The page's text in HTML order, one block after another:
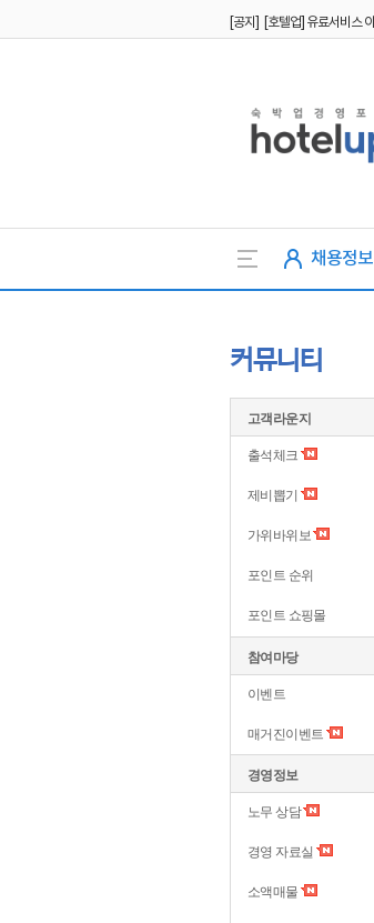
채용정보
커뮤니티
고객라운지
출석체크
제비뽑기
가위바위보
포인트 순위
포인트 쇼핑몰
참여마당
이벤트
매거진이벤트
경영정보
노무 상담
경영 자료실
소액매물